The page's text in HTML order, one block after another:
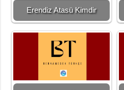
Erendiz Atasü Kimdir